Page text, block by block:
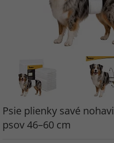
Psie plienky savé
psov 46–60 cm